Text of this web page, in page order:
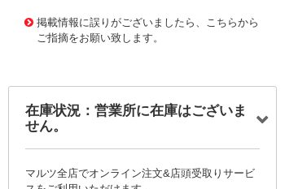
掲載情報に誤りがございましたら、こちらから
ご指摘をお願い致します。
在庫状況：営業所に在庫はございま
せん。
マルツ全店でオンライン注文&店頭受取りサービ